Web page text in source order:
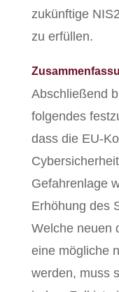
zukünftige
zu erfüllen.
Abschließend
folgendes
dass die EU-
Gefahrenlage
Erhöhung des
Welche neuen
eine mögliche
werden, muss